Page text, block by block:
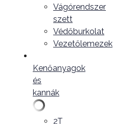
Vágórendszer
szett
Védőburkolat
Vezetőlemezek
Kenőanyagok
és
kannák
2T